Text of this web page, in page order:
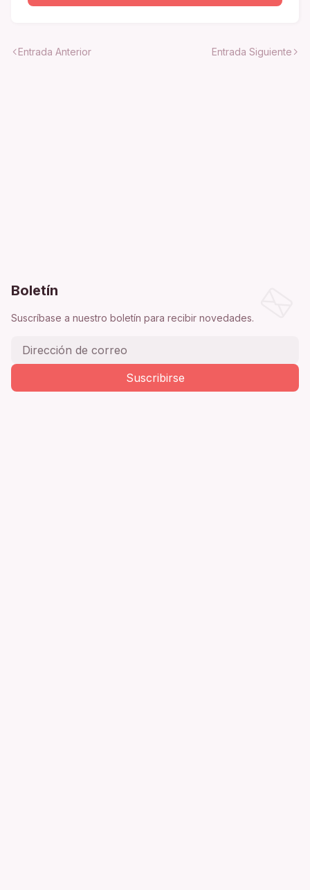
Entrada Anterior Entrada Siguiente
Boletín
Suscríbase a nuestro boletín para recibir novedades.